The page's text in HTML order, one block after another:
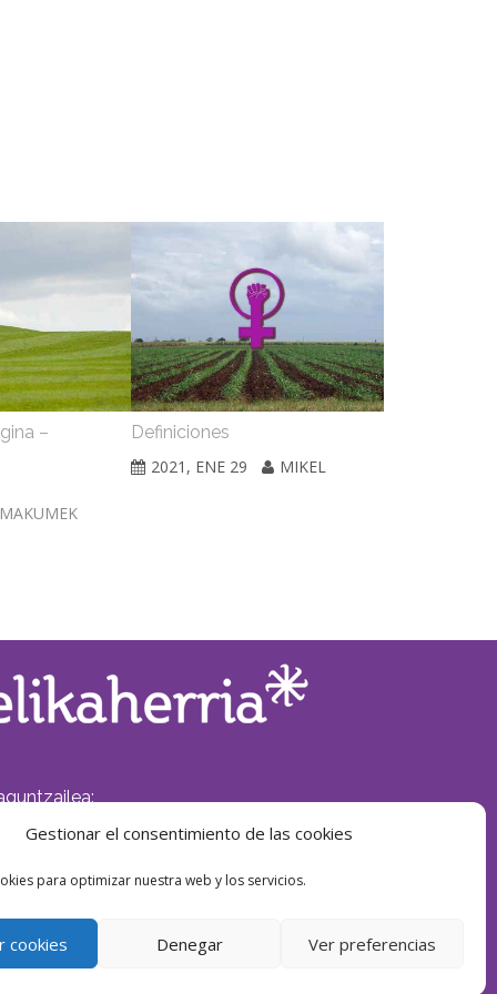
Gestionar el consentimiento de las cookies
para optimizar nuestra web y los servicios.
cookies Denegar Ver preferencias
–
Definiciones
2021, ENE 29
MIKEL